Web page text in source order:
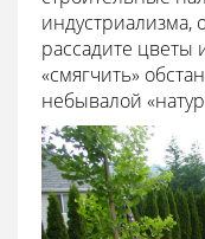
индустриализма,
рассадите цветы
«смягчить»
небывалой